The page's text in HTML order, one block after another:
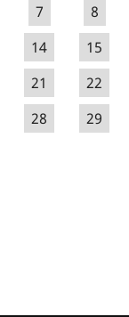
7
8
14
15
21
22
28
29